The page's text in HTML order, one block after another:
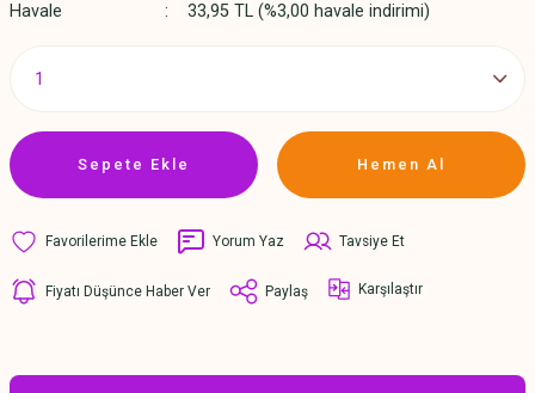
Havale
33,95 TL (%3,00 havale indirimi)
Sepete Ekle Hemen Al
Yorum Yaz Tavsiye Et
Fiyatı Düşünce Haber Ver Paylaş Karşılaştır